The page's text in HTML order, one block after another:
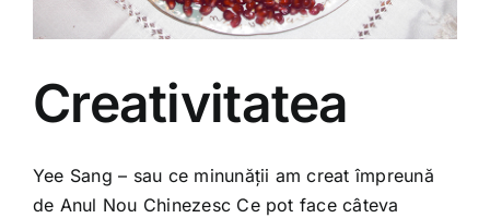
Creativitatea
Yee Sang – sau ce minunății am creat împreună
de Anul Nou Chinezesc Ce pot face câteva